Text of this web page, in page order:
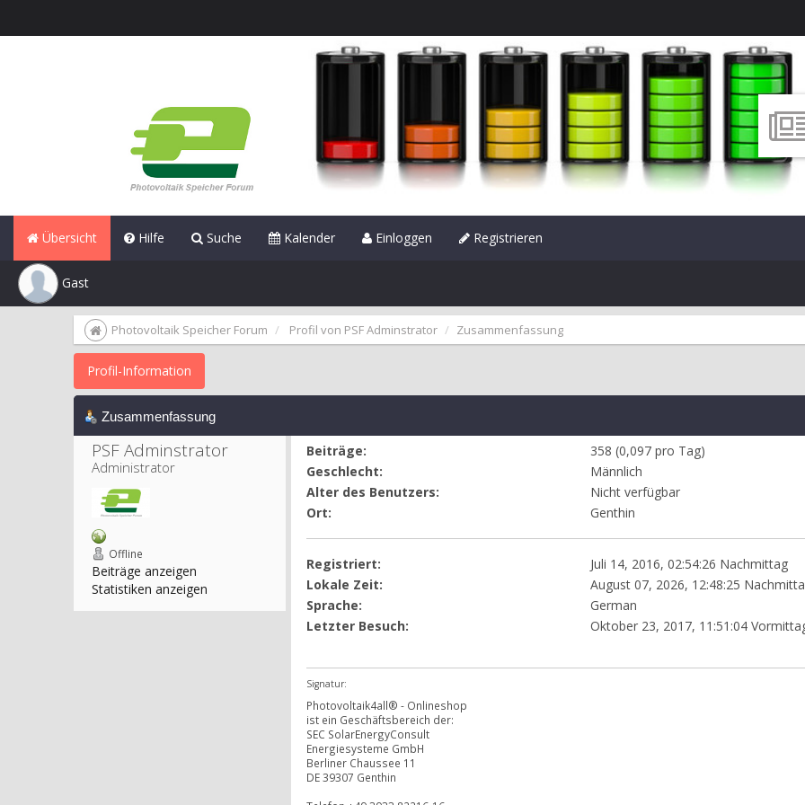
Übersicht Hilfe Suche Kalender Einloggen Registrieren
Gast
Photovoltaik Speicher Forum Profil von PSF Adminstrator Zusammenfassung
Profil-Information
Zusammenfassung
PSF Adminstrator
Administrator
Offline
Beiträge anzeigen
Statistiken anzeigen
Beiträge:
358 (0,097 pro Tag)
Geschlecht:
Männlich
Alter des Benutzers:
Nicht verfügbar
Ort:
Genthin
Registriert:
Juli 14, 2016, 02:54:26 Nachmittag
Lokale Zeit:
August 07, 2026, 12:48:25
Sprache:
German
Letzter Besuch:
Oktober 23, 2017, 11:51:04
Signatur:
Photovoltaik4all® - Onlineshop
ist ein Geschäftsbereich der:
SEC SolarEnergyConsult
Energiesysteme GmbH
Berliner Chaussee 11
DE 39307 Genthin